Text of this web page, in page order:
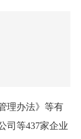
理办法》等有
司等437家企业